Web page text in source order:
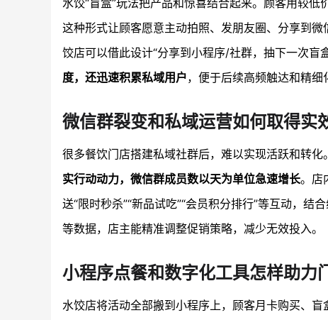
水饺“盲盒”玩法把产品和惊喜结合起来。顾客用较
这种形式让顾客愿意主动拍照、发朋友圈、分享到微
饺店可以借此设计“分享到小程序/社群，抽下一次盲
度，还迅速积累私域用户，便于后续高频触达和精细
微信群裂变和私域运营如何取得实
很多餐饮门店搭建私域社群后，难以实现活跃和转化
实行动动力，微信群成员数以天为单位急速增长。店
送“限时秒杀”“新品试吃”“会员积分排行”等互动，结合
等数据，店主能精准调整促销策略，减少无效投入。
小程序点餐和数字化工具怎样助力
水饺店将活动全部搬到小程序上，顾客月卡购买、